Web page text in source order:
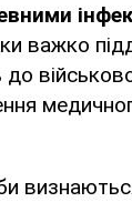
важко
до